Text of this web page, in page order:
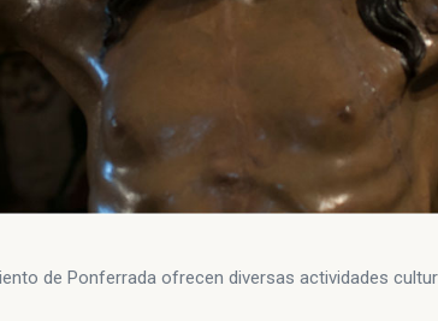
de Ponferrada ofrecen diversas actividades